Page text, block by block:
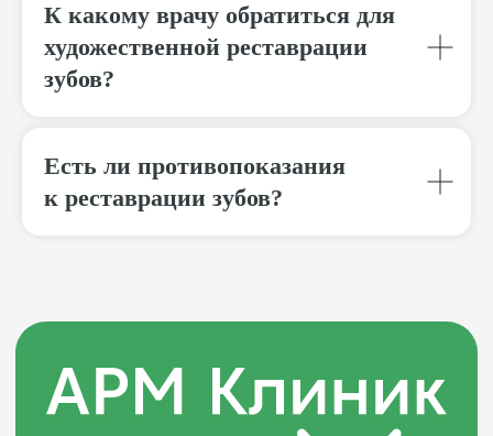
К какому врачу обратиться для
художественной реставрации
зубов?
Есть ли противопоказания
к реставрации зубов?
Вся информация на сайте носит
ОГРН 5167746377563
ИНН 9729041467
© 2026 «АРМ Клиник»
Документы
Политика обработки персональных
данных
by Ergart